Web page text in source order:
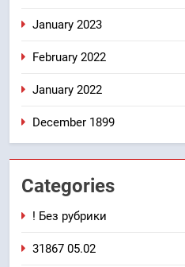
January 2023
February 2022
January 2022
December 1899
Categories
! Без рубрики
31867 05.02